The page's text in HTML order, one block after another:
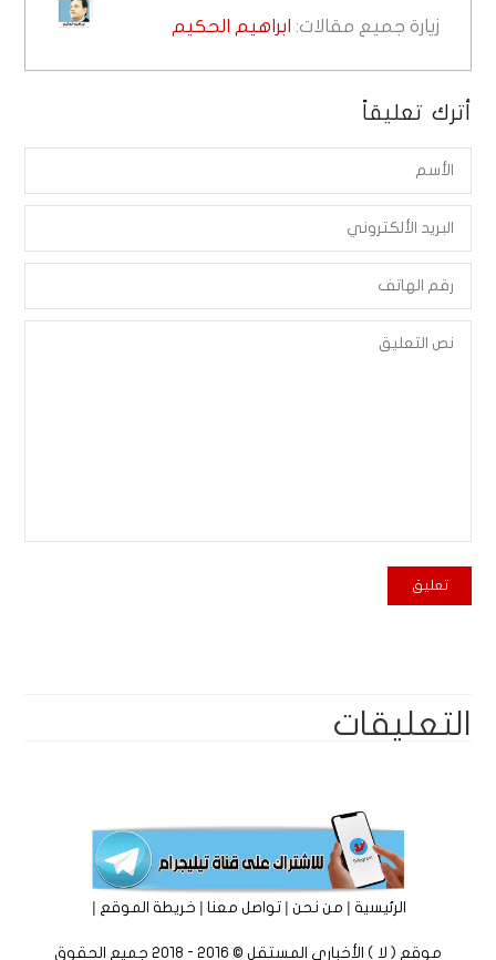
زيارة جميع مقالات: ابراهيم الحكيم
أترك تعليقاً
التعليقات
الرئيسية|من نحن|تواصل معنا|خريطة الموقع |
موقع ( لا ) الأخباري المستقل © 2016 - 2018 جميع الحقوق